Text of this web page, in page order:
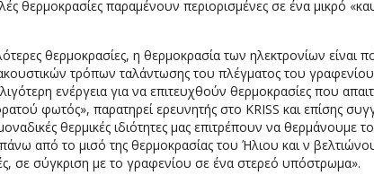
θερμοκρασίες παραμένουν περιορισμένες σε ένα μικρό
θερμοκρασίες, η θερμοκρασία των ηλεκτρονίων είναι
τρόπων ταλάντωσης του πλέγματος του
λιγότερη ενέργεια για να επιτευχθούν θερμοκρασίες που
φωτός», παρατηρεί ερευνητής στο KRISS και επίσης
θερμικές ιδιότητες μας επιτρέπουν να θερμάνουμε
από το μισό της θερμοκρασίας του Ήλιου και ν
σε σύγκριση με το γραφενίου σε ένα στερεό υπόστρωμα».